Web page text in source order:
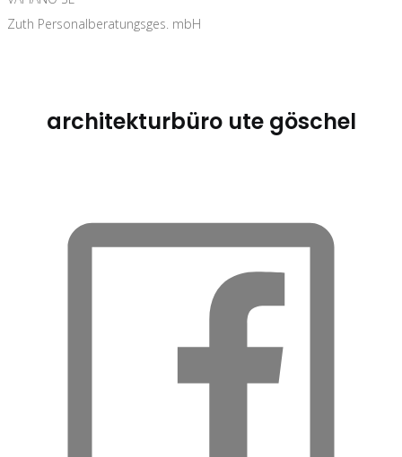
Zuth Personalberatungsges. mbH
architekturbüro ute göschel